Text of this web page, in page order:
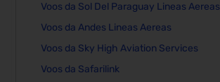
Voos da Sol Del Paraguay Lineas Aereas
Voos da Andes Lineas Aereas
Voos da Sky High Aviation Services
Voos da Safarilink